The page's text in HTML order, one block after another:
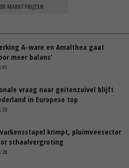
MARKTPRIJZEN
A-ware en Amalthea gaat
meer balans’
vraag naar geitenzuivel blijft
in Europese top
krimpt, pluimveesector
schaalvergroting